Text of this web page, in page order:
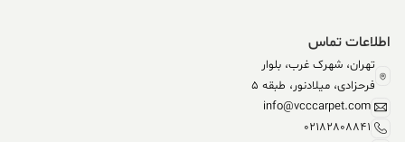
اطلاعات تماس
تهران، شهرک غرب، بلوار
فرحزادی، میلادنور، طبقه 5
info@vcccarpet.com
02182808841